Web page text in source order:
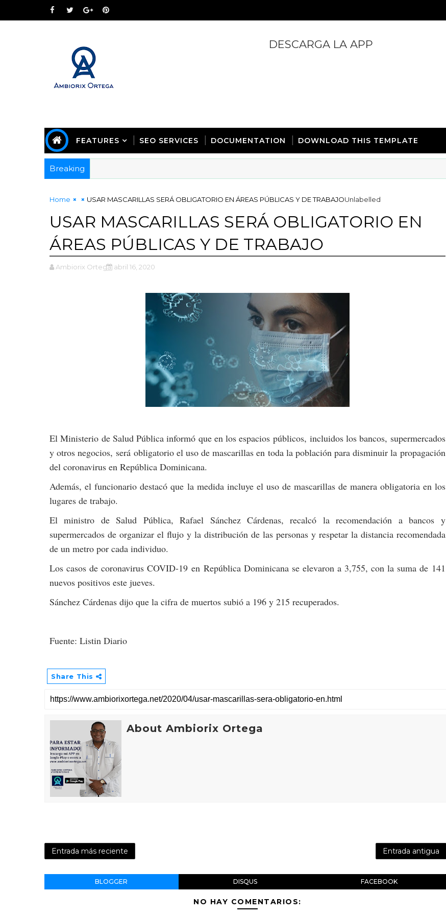
DESCARGA LA APP
FEATURES SEO SERVICES DOCUMENTATION DOWNLOAD THIS TEMPLATE
Breaking
Home Unlabelled
USAR MASCARILLAS SERÁ OBLIGATORIO EN ÁREAS PÚBLICAS Y DE TRABAJO
USAR MASCARILLAS SERÁ OBLIGATORIO EN
ÁREAS PÚBLICAS Y DE TRABAJO
Ambiorix Ortega abril 16, 2020
El Ministerio de Salud Pública informó que en los espacios públicos, incluidos los bancos, supermercados
y otros negocios, será obligatorio el uso de mascarillas en toda la población para disminuir la propagación
del coronavirus en República Dominicana.
Además, el funcionario destacó que la medida incluye el uso de mascarillas de manera obligatoria en los
lugares de trabajo.
El ministro de Salud Pública, Rafael Sánchez Cárdenas, recalcó la recomendación a bancos y
supermercados de organizar el flujo y la distribución de las personas y respetar la distancia recomendada
de un metro por cada individuo.
Los casos de coronavirus COVID-19 en República Dominicana se elevaron a 3,755, con la suma de 141
nuevos positivos este jueves.
Sánchez Cárdenas dijo que la cifra de muertos subió a 196 y 215 recuperados.
Fuente: Listin Diario
Share This
About Ambiorix Ortega
Entrada más reciente Entrada antigua
BLOGGER DISQUS FACEBOOK
NO HAY COMENTARIOS: